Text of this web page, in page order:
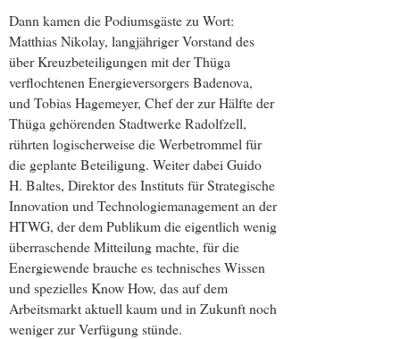
Dann kamen die Podiumsgäste zu Wort:
Matthias Nikolay, langjähriger Vorstand des
über Kreuzbeteiligungen mit der Thüga
verflochtenen Energieversorgers Badenova,
und Tobias Hagemeyer, Chef der zur Hälfte der
Thüga gehörenden Stadtwerke Radolfzell,
rührten logischerweise die Werbetrommel für
die geplante Beteiligung. Weiter dabei Guido
H. Baltes, Direktor des Instituts für Strategische
Innovation und Technologiemanagement an der
HTWG, der dem Publikum die eigentlich wenig
überraschende Mitteilung machte, für die
Energiewende brauche es technisches Wissen
und spezielles Know How, das auf dem
Arbeitsmarkt aktuell kaum und in Zukunft noch
weniger zur Verfügung stünde.